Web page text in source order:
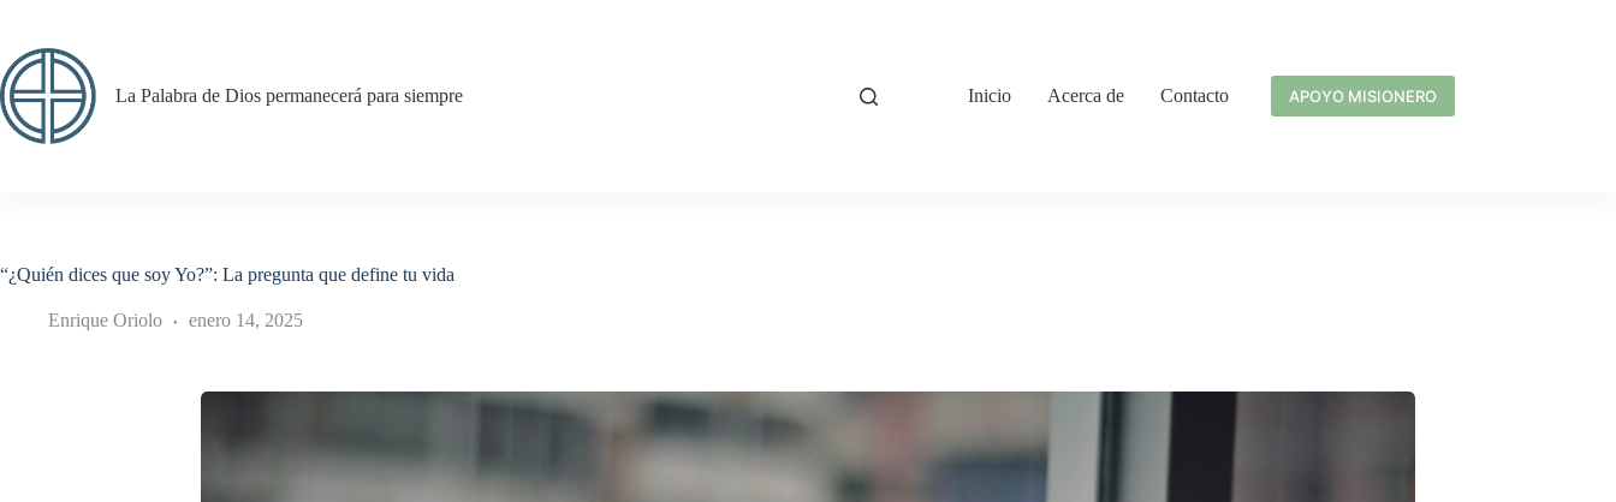
contenido
La Palabra de Dios permanecerá para siempre Inicio Acerca de Contacto APOYO MISIONERO
“¿Quién dices que soy Yo?”: La pregunta que define tu vida
Enrique Oriolo enero 14, 2025